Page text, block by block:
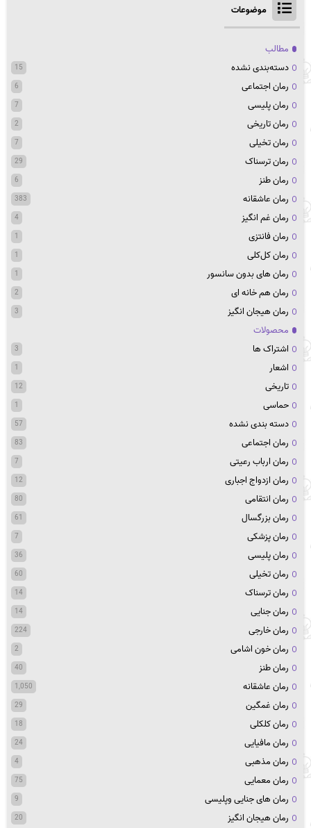
موضوعات
مطالب
دسته‌بندی نشده
15
رمان اجتماعی 6
رمان پلیسی 7
رمان تاریخی 2
رمان تخیلی 7
رمان ترسناک 29
رمان طنز 6
رمان عاشقانه 383
رمان غم انگیز 4
رمان فانتزی 1
رمان کل‌کلی 1
رمان های بدون سانسور 1
رمان هم خانه ای 2
رمان هیجان انگیز 3
محصولات
اشتراک ها
3
اشعار 1
تاریخی 12
حماسی 1
دسته بندی نشده 57
رمان اجتماعی 83
رمان ارباب رعیتی 7
رمان ازدواج اجباری 12
رمان انتقامی 80
رمان بزرگسال 61
رمان پزشکی 7
رمان پلیسی 36
رمان تخیلی 60
رمان ترسناک 14
رمان جنایی 14
رمان خارجی 224
رمان خون اشامی 2
رمان طنز 40
رمان عاشقانه 1,050
رمان غمگین 29
رمان کلکلی 18
رمان مافیایی 24
رمان مذهبی 4
رمان معمایی 75
رمان های جنایی وپلیسی 9
رمان هیجان انگیز 20